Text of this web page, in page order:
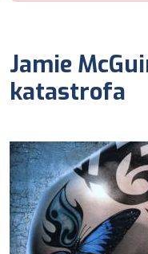
Jamie
katastrofa